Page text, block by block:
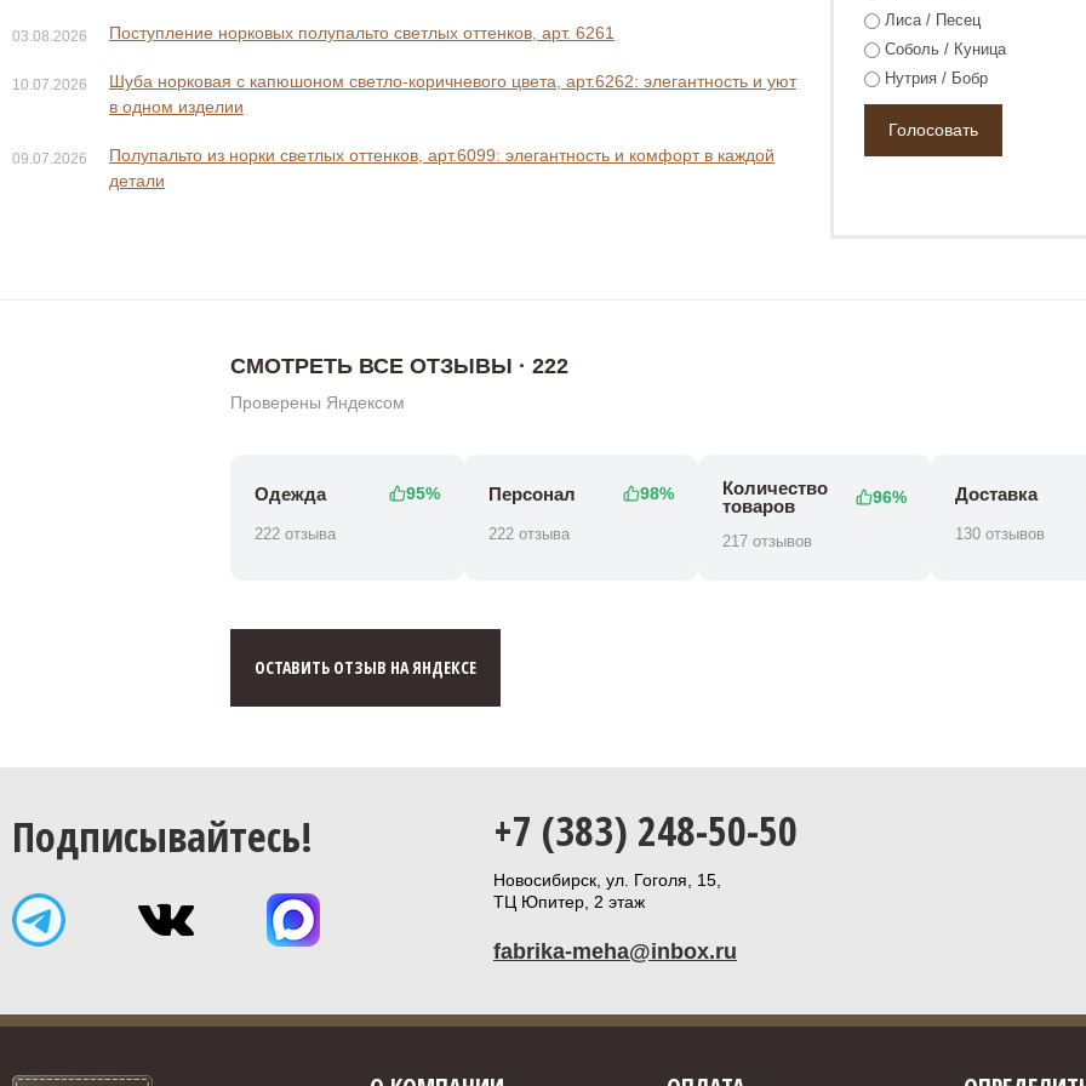
78 800 ₽
03.08.2026 Поступление норковых полупальто светлых оттенков, арт. 6261
10.07.2026
Шуба норковая с капюшоном светло-коричневого цвета, арт.6262: элегантность и уют
в одном изделии
09.07.2026
Полупальто из норки светлых оттенков, арт.6099: элегантность и комфорт в каждой
детали
Лиса / Песец
Соболь / Куница
Нутрия / Бобр
СМОТРЕТЬ ВСЕ ОТЗЫВЫ · 222
Проверены Яндексом
Одежда 95%
222 отзыва
Персонал 98%
222 отзыва
Количество
товаров
96%
217 отзывов
Доставка
130 отзывов
ОСТАВИТЬ ОТЗЫВ НА ЯНДЕКСЕ
Подписывайтесь! +7 (383) 248-50-50
Новосибирск, ул. Гоголя, 15,
ТЦ Юпитер, 2 этаж
fabrika-meha@inbox.ru